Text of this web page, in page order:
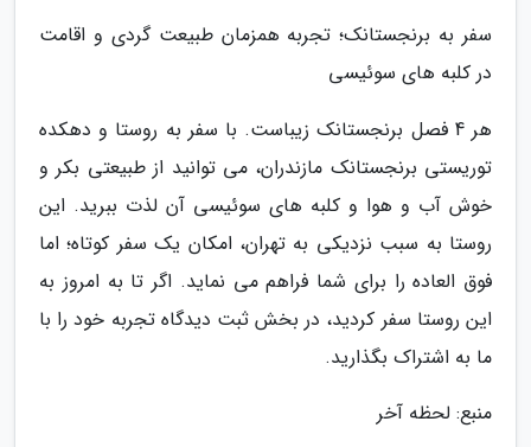
سفر به برنجستانک؛ تجربه همزمان طبیعت گردی و اقامت
در کلبه های سوئیسی
هر 4 فصل برنجستانک زیباست. با سفر به روستا و دهکده
توریستی برنجستانک مازندران، می توانید از طبیعتی بکر و
خوش آب و هوا و کلبه های سوئیسی آن لذت ببرید. این
روستا به سبب نزدیکی به تهران، امکان یک سفر کوتاه؛ اما
فوق العاده را برای شما فراهم می نماید. اگر تا به امروز به
این روستا سفر کردید، در بخش ثبت دیدگاه تجربه خود را با
ما به اشتراک بگذارید.
منبع: لحظه آخر